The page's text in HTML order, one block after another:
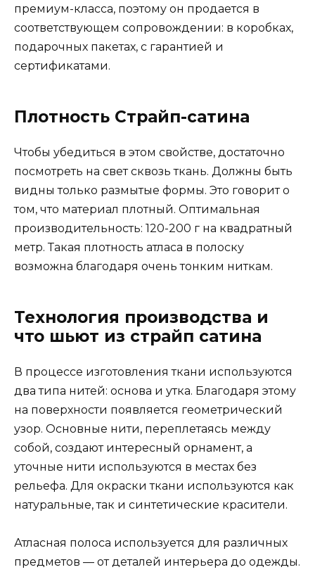
премиум-класса, поэтому он продается в
соответствующем сопровождении: в коробках,
подарочных пакетах, с гарантией и
сертификатами.
Плотность Страйп-сатина
Чтобы убедиться в этом свойстве, достаточно
посмотреть на свет сквозь ткань. Должны быть
видны только размытые формы. Это говорит о
том, что материал плотный. Оптимальная
производительность: 120-200 г на квадратный
метр. Такая плотность атласа в полоску
возможна благодаря очень тонким ниткам.
Технология производства и
что шьют из страйп сатина
В процессе изготовления ткани используются
два типа нитей: основа и утка. Благодаря этому
на поверхности появляется геометрический
узор. Основные нити, переплетаясь между
собой, создают интересный орнамент, а
уточные нити используются в местах без
рельефа. Для окраски ткани используются как
натуральные, так и синтетические красители.
Атласная полоса используется для различных
предметов — от деталей интерьера до одежды.